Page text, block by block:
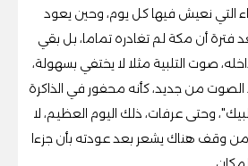
التي نعيش فيها كل يوم، وحين يعود
فترة أن مكة لم تغادره تماما، بل بقي
صوت التلبية مثلا لا يختفي بسهولة،
من جديد، كأنه محفور في الذاكرة
وحتى عرفات، ذلك اليوم العظيم، لا
من وقف هناك يشعر بعد عودته بأن جزءا